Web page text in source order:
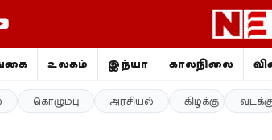
உலகம் இந்தியா காலநிலை
கொழும்பு அரசியல் கிழக்கு வடக்கு